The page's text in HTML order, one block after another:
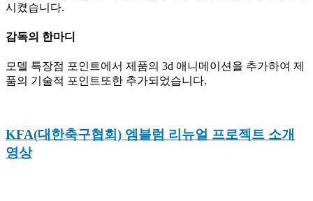
시켰습니다.
감독의 한마디
모델 특장점 포인트에서 제품의 3d 애니메이션을 추가하여 제
품의 기술적 포인트또한 추가되었습니다.
KFA(대한축구협회) 엠블럼 리뉴얼 프로젝트 소개
영상